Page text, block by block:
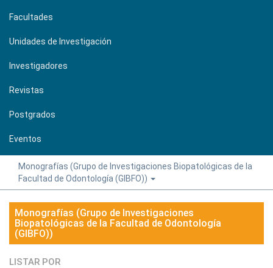
Facultades
Unidades de Investigación
Investigadores
Revistas
Postgrados
Eventos
Monografías (Grupo de Investigaciones Biopatológicas de la
Facultad de Odontología (GIBFO))
Monografías (Grupo de Investigaciones
Biopatológicas de la Facultad de Odontología
(GIBFO))
LISTAR POR